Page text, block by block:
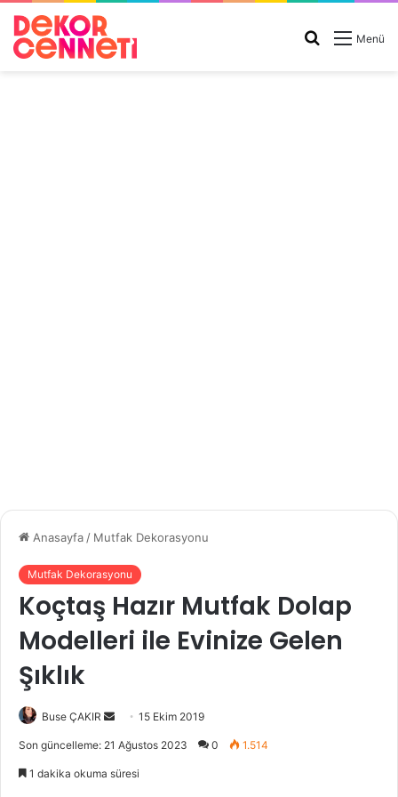
Menü
Arama
Anasayfa / Mutfak Dekorasyonu
Mutfak Dekorasyonu
Koçtaş Hazır Mutfak Dolap
Modelleri ile Evinize Gelen
Şıklık
Buse ÇAKIR
e
15 Ekim 2019
Son güncelleme: 21 Ağustos 2023 0 1.514
1 dakika okuma süresi